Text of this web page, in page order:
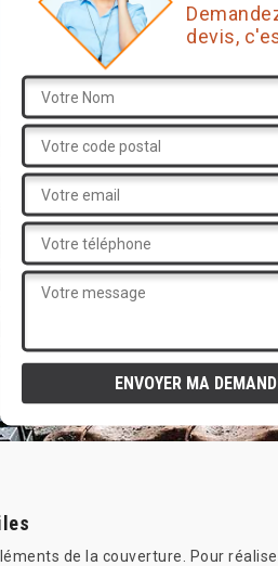
devis,
de la couverture. Pour